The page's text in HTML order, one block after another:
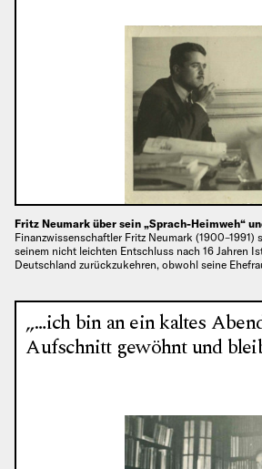
Fritz Neumark über sein „Sprach-Heimweh“
Finanzwissenschaftler Fritz Neumark (1900–1991)
seinem nicht leichten Entschluss nach 16 Jahren
Deutschland zurückzukehren, obwohl seine
„…ich bin an ein kaltes
Aufschnitt gewöhnt und